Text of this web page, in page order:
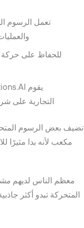
تعمل الرسوم
للحفاظ على حركة
التجارية على
تضيف بعض الرسوم
مكعب لأنه بدا مثيرًا
معظم الناس لديهم
المتحركة تبدو أكثر